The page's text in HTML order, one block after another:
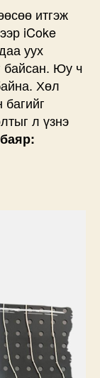
итгэж
iCoke
уух
байсан. Юу ч
Хөл
л үзнэ